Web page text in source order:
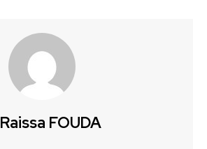
Raissa FOUDA